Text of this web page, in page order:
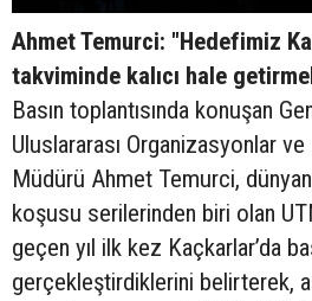
Ahmet Temurci: "Hedefimiz
takviminde kalıcı hale
Basın toplantısında konuşan
Uluslararası Organizasyonlar ve
Müdürü Ahmet Temurci,
koşusu serilerinden biri olan
geçen yıl ilk kez Kaçkarlar’da
gerçekleştirdiklerini belirterek,